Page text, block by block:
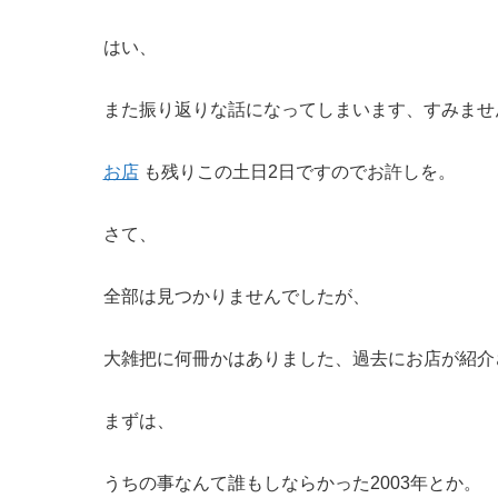
はい、
また振り返りな話になってしまいます、すみませ
お店も残りこの土日2日ですのでお許しを。
さて、
全部は見つかりませんでしたが、
大雑把に何冊かはありました、過去にお店が紹介
まずは、
うちの事なんて誰もしならかった2003年とか。